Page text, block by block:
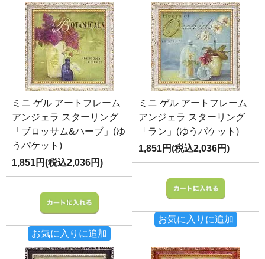
ミニ ゲル アートフレーム
アンジェラ スターリング
「ブロッサム&ハーブ」(ゆ
うパケット)
1,851円(税込2,036円)
お気に入りに追加
ミニ ゲル アートフレーム
アンジェラ スターリング
「ラン」(ゆうパケット)
1,851円(税込2,036円)
お気に入りに追加